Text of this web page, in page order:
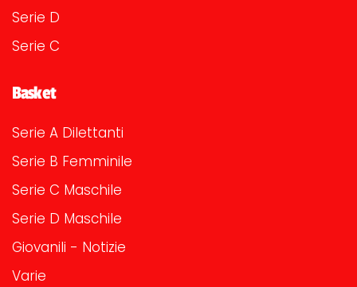
Serie D
Serie C
Basket
Serie A Dilettanti
Serie B Femminile
Serie C Maschile
Serie D Maschile
Giovanili - Notizie
Varie